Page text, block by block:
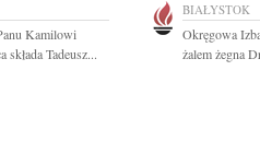
Kamilowi
Tadeusz...
BIAŁYSTOK
Okręgowa
żalem żegna